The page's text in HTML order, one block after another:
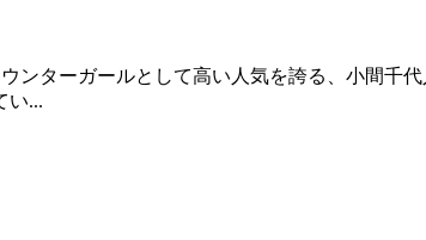
ンターガールとして高い人気を誇る、小間
い...